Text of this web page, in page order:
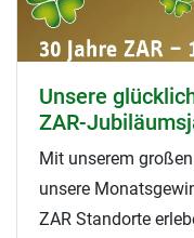
Magazin
Markus Frenzer
In der Juni-
unter dem Titel
dem CEO der Nanz